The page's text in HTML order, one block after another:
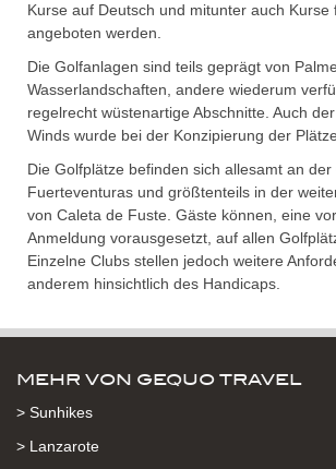
Kurse auf Deutsch und mitunter auch Kurse
angeboten werden.
Die Golfanlagen sind teils geprägt von
Wasserlandschaften, andere wiederum
regelrecht wüstenartige Abschnitte. Auch
Winds wurde bei der Konzipierung der
Die Golfplätze befinden sich allesamt an der
Fuerteventuras und größtenteils in der
von Caleta de Fuste. Gäste können, eine
Anmeldung vorausgesetzt, auf allen
Einzelne Clubs stellen jedoch weitere
anderem hinsichtlich des Handicaps.
MEHR VON GEQUO TRAVEL
> Sunhikes
> Lanzarote